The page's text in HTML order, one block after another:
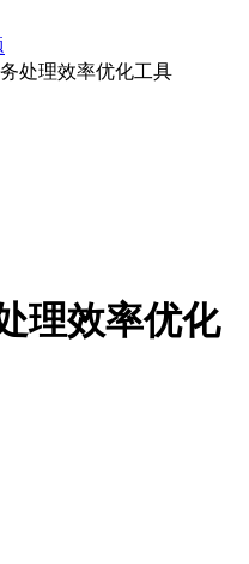
处理效率优化工具
理效率优化